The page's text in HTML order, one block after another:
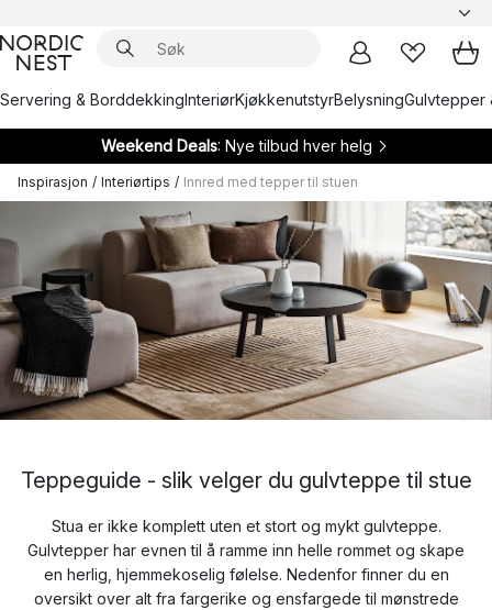
Servering & BorddekkingInteriørKjøkkenutstyrBelysningGulvtepper
Weekend Deals: Nye tilbud hver helg
Inspirasjon / Interiørtips / Innred med tepper til stuen
Teppeguide - slik velger du gulvteppe til stue
Stua er ikke komplett uten et stort og mykt gulvteppe.
Gulvtepper har evnen til å ramme inn helle rommet og skape
en herlig, hjemmekoselig følelse. Nedenfor finner du en
oversikt over alt fra fargerike og ensfargede til mønstrede